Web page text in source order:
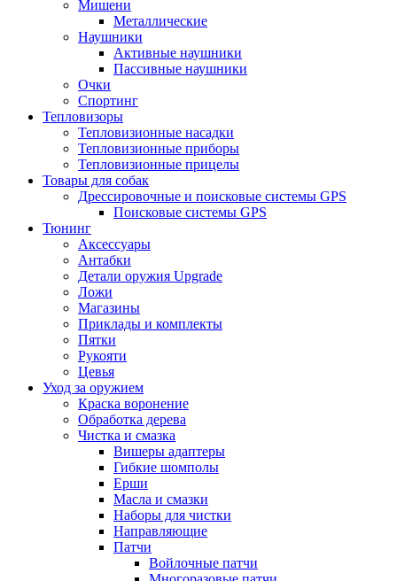
Мишени
Металлические
Наушники
Активные наушники
Пассивные наушники
Очки
Спортинг
Тепловизоры
Тепловизионные насадки
Тепловизионные приборы
Тепловизионные прицелы
Товары для собак
Дрессировочные и поисковые системы GPS
Поисковые системы GPS
Тюнинг
Аксессуары
Антабки
Детали оружия Upgrade
Ложи
Магазины
Приклады и комплекты
Пятки
Рукояти
Цевья
Уход за оружием
Краска воронение
Обработка дерева
Чистка и смазка
Вишеры адаптеры
Гибкие шомполы
Ерши
Масла и смазки
Наборы для чистки
Направляющие
Патчи
Войлочные патчи